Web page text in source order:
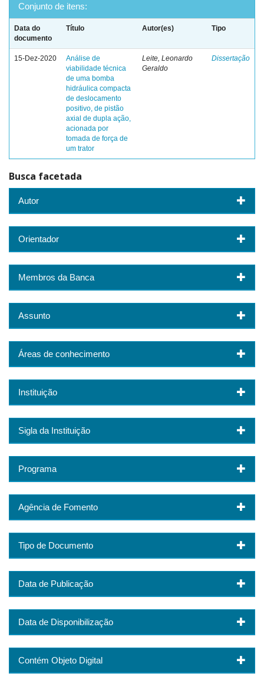
Conjunto de itens:
Data do
documento
Título Autor(es) Tipo
15-Dez-2020
Análise de
viabilidade técnica
de uma bomba
hidráulica compacta
de deslocamento
positivo, de pistão
axial de dupla ação,
acionada por
tomada de força de
um trator
Leite, Leonardo
Geraldo
Dissertação
Busca facetada
Autor
Orientador
Membros da Banca
Assunto
Áreas de conhecimento
Instituição
Sigla da Instituição
Programa
Agência de Fomento
Tipo de Documento
Data de Publicação
Data de Disponibilização
Contém Objeto Digital